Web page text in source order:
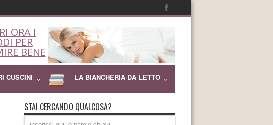
ORA I
PER
BENE
CUSCINI LA BIANCHERIA DA LETTO
STAI CERCANDO QUALCOSA?